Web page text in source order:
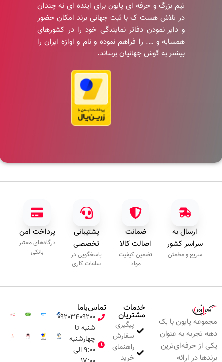
تیم بزرگ و حرفه ای پایون برای اینده ای نه چندان
در تلاش هست ک با ثبت جهانی برند امکان حضور
و دایر نمودن دفاتر نمایندگی خود را در کشورهای
همسایه و …. را فراهم نموده و نام و اوازه ایران را
بیشتر به گوش جهانیان برساند.
ارسال به
سراسر کشور
سریع و مطمئن
ضمانت
اصالت کالا
تضمین کیفیت
مواد
پشتیبانی
تخصصی
پاسخگویی در
ساعات کاری
پرداخت امن
درگاه‌های معتبر
بانکی
مجموعه پایون با یک
دهه تجربه به عنوان
یکی از حرفه‌ای‌ترین
برندها در ارائه
خدمات
مشتریان
پیگیری
سفارش
راهنمای
خرید
تماس‌با‌ما
۰۹۲۰۳۴۰۹۲۰۰
شنبه تا
چهارشنبه
۹:۰۰ الی